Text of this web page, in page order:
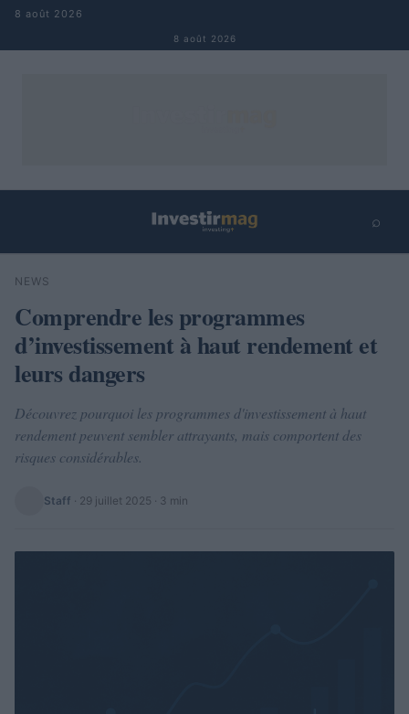
Aller au contenu
8 août 2026
8 août 2026
⌕
Rechercher
NEWS
Comprendre les programmes
d’investissement à haut rendement et
leurs dangers
Découvrez pourquoi les programmes d'investissement à haut
rendement peuvent sembler attrayants, mais comportent des
risques considérables.
Staff · 29 juillet 2025 · 3 min